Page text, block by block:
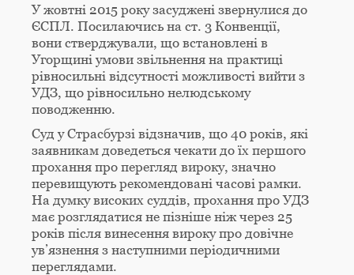
У жовтні 2015 року засуджені звернулися до
ЄСПЛ. Посилаючись на ст. 3 Конвенції,
вони стверджували, що встановлені в
Угорщині умови звільнення на практиці
рівносильні відсутності можливості вийти з
УДЗ, що рівносильно нелюдському
поводженню.
Суд у Страсбурзі відзначив, що 40 років, які
заявникам доведеться чекати до їх першого
прохання про перегляд вироку, значно
перевищують рекомендовані часові рамки.
На думку високих суддів, прохання про УДЗ
має розглядатися не пізніше ніж через 25
років після винесення вироку про довічне
ув’язнення з наступними періодичними
переглядами.